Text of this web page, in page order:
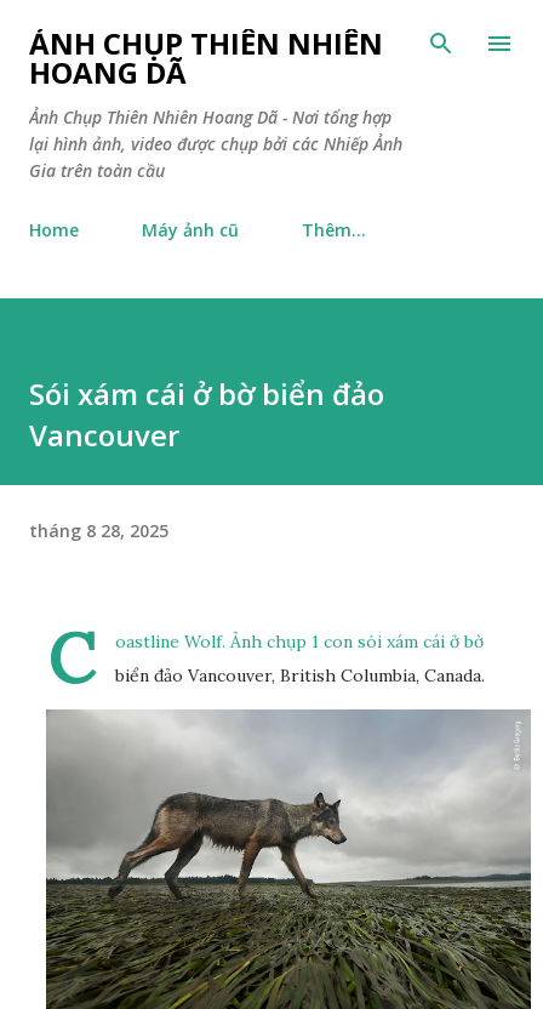
Chuyển đến nội dung chính
ẢNH CHỤP THIÊN NHIÊN
HOANG DÃ
Ảnh Chụp Thiên Nhiên Hoang Dã - Nơi tổng hợp
lại hình ảnh, video được chụp bởi các Nhiếp Ảnh
Gia trên toàn cầu
Home Máy ảnh cũ Thêm…
Sói xám cái ở bờ biển đảo
Vancouver
tháng 8 28, 2025
C
oastline Wolf. Ảnh chụp 1 con sói xám cái ở bờ
biển đảo Vancouver, British Columbia, Canada.